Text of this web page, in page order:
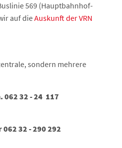
569 (Hauptbahnhof-
auf dieAuskunft der VRN
sondern mehrere
062 32 - 24 117
32 - 290 292